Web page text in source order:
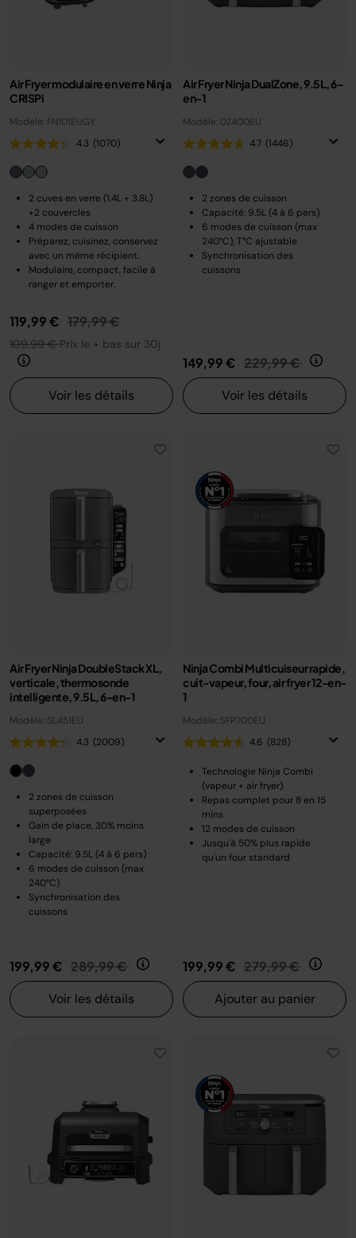
Air Fryer modulaire en verre Ninja
CRISPi
Modèle: FN101EUGY
4.3 (1070)
2 cuves en verre (1.4L + 3.8L)
+2 couvercles
4 modes de cuisson
Préparez, cuisinez, conservez
avec un même récipient.
Modulaire, compact, facile à
ranger et emporter.
119,99 € Prix réduit de
179,99 €au
109,99 €Prix le + bas sur 30j
Voir les détails
Air Fryer Ninja DualZone, 9.5L, 6-
en-1
Modèle: DZ400EU
4.7 (1446)
2 zones de cuisson
Capacité: 9.5L (4 à 6 pers)
6 modes de cuisson (max
240°C), T°C ajustable
Synchronisation des
cuissons
149,99 € Prix réduit de
229,99 € au
Voir les détails
Air Fryer Ninja DoubleStack XL,
verticale, thermosonde
intelligente, 9.5L, 6-en-1
Modèle: SL451EU
4.3 (2009)
2 zones de cuisson
superposées
Gain de place, 30% moins
large
Capacité: 9.5L (4 à 6 pers)
6 modes de cuisson (max
240°C)
Synchronisation des
cuissons
199,99 € Prix réduit de
289,99 € au
Voir les détails
Ninja Combi Multicuiseur rapide,
cuit-vapeur, four, air fryer 12-en-
1
Modèle: SFP700EU
4.6 (828)
Technologie Ninja Combi
(vapeur + air fryer)
Repas complet pour 8 en 15
mins
12 modes de cuisson
Jusqu'à 50% plus rapide
qu'un four standard
199,99 € Prix réduit de
279,99 € au
Ajouter au panier